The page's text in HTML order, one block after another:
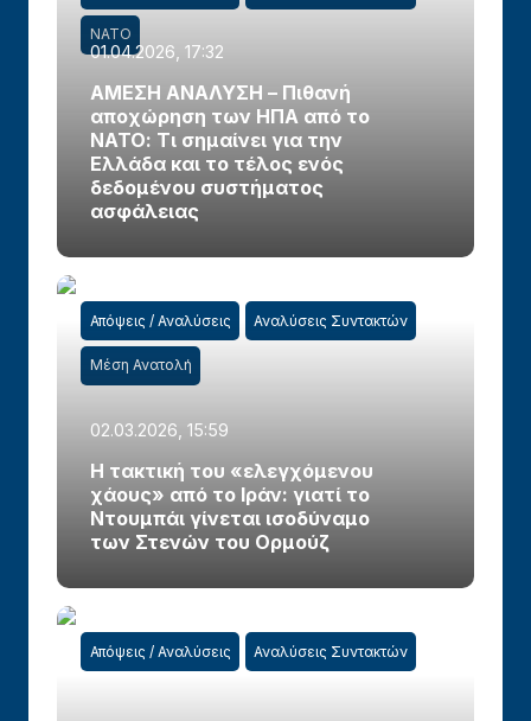
ΝΑΤΟ
01.04.2026, 17:32
ΑΜΕΣΗ ΑΝΑΛΥΣΗ – Πιθανή
αποχώρηση των ΗΠΑ από το
ΝΑΤΟ: Τι σημαίνει για την
Ελλάδα και το τέλος ενός
δεδομένου συστήματος
ασφάλειας
Απόψεις / Αναλύσεις Αναλύσεις Συντακτών
Μέση Ανατολή
02.03.2026, 15:59
Η τακτική του «ελεγχόμενου
χάους» από το Ιράν: γιατί το
Ντουμπάι γίνεται ισοδύναμο
των Στενών του Ορμούζ
Απόψεις / Αναλύσεις Αναλύσεις Συντακτών